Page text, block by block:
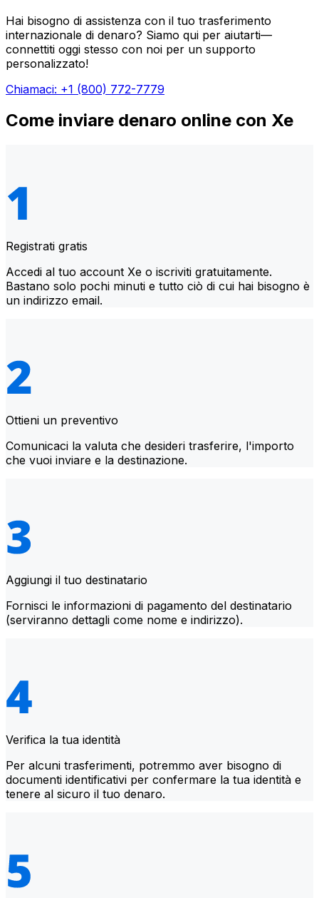
Hai bisogno di assistenza con il tuo trasferimento
internazionale di denaro? Siamo qui per aiutarti—
connettiti oggi stesso con noi per un supporto
personalizzato!
Chiamaci: +1 (800) 772-7779
Come inviare denaro online con Xe
Registrati gratis
Accedi al tuo account Xe o iscriviti gratuitamente.
Bastano solo pochi minuti e tutto ciò di cui hai bisogno è
un indirizzo email.
Ottieni un preventivo
Comunicaci la valuta che desideri trasferire, l'importo
che vuoi inviare e la destinazione.
Aggiungi il tuo destinatario
Fornisci le informazioni di pagamento del destinatario
(serviranno dettagli come nome e indirizzo).
Verifica la tua identità
Per alcuni trasferimenti, potremmo aver bisogno di
documenti identificativi per confermare la tua identità e
tenere al sicuro il tuo denaro.